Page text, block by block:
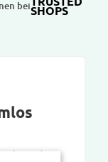
beiSHOPS
der